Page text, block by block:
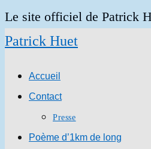
Skip
to
Le site officiel de Patrick
Patrick Huet
Accueil
Contact
Presse
Poème d’1km de long